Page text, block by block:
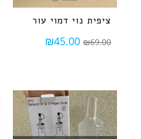
ציפית נוי דמוי עור
₪69.00
₪45.00